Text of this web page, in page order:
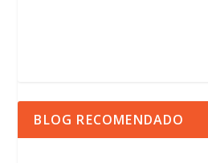
BLOG RECOMENDADO